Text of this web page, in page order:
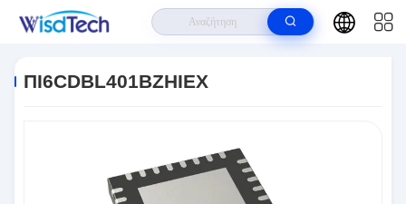
ΠΙ6CDBL401BZHIEX